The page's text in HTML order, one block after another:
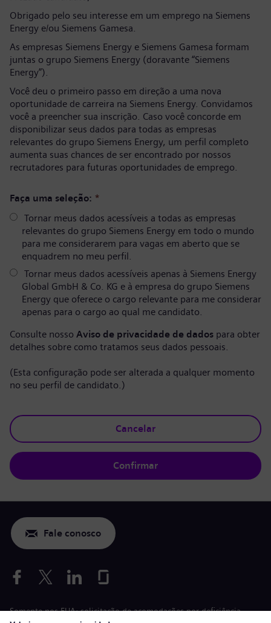
Obrigado pelo seu interesse em um emprego na Siemens
Energy e/ou Siemens Gamesa.
As empresas Siemens Energy e Siemens Gamesa formam
juntas o grupo Siemens Energy (doravante “Siemens
Energy”).
Você deu o primeiro passo em direção a uma nova
oportunidade de carreira na Siemens Energy. Convidamos
você a preencher sua inscrição. Caso você concorde em
disponibilizar seus dados para todas as empresas
relevantes do grupo Siemens Energy, um perfil completo
aumenta suas chances de ser encontrado por nossos
recrutadores para futuras oportunidades de emprego.
Faça uma seleção: *
Tornar meus dados acessíveis a todas as empresas
relevantes do grupo Siemens Energy em todo o mundo
para me considerarem para vagas em aberto que se
enquadrem no meu perfil.
Tornar meus dados acessíveis apenas à Siemens Energy
Global GmbH & Co. KG e à empresa do grupo Siemens
Energy que oferece o cargo relevante para me considerar
apenas para o cargo ao qual me candidato.
Consulte nosso Aviso de privacidade de dados para obter
detalhes sobre como tratamos seus dados pessoais.
(Esta configuração pode ser alterada a qualquer momento
no seu perfil de candidato.)
Cancelar
Confirmar
Fale conosco
Somente nos EUA: solicitação de acomodações por deficiência